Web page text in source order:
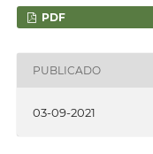
PDF
PUBLICADO
03-09-2021